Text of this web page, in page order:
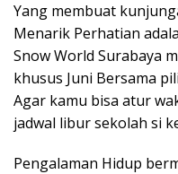
Yang membuat
Menarik Perhatian
Snow World Surabaya
khusus Juni Bersama
Agar kamu bisa atur
jadwal libur sekolah si
Pengalaman Hidup